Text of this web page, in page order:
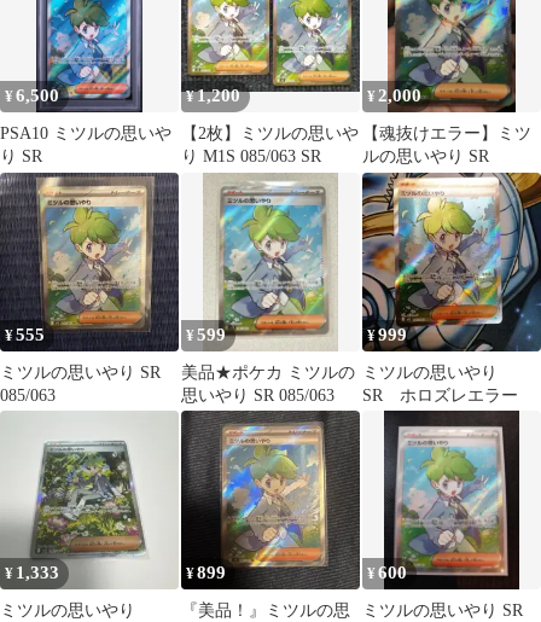
¥6,500
PSA10 ミツルの思いや
り SR
¥1,200
【2枚】ミツルの思いや
り M1S 085/063 SR
¥2,000
【魂抜けエラー】ミツ
ルの思いやり SR
¥555
ミツルの思いやり SR
085/063
¥599
美品★ポケカ ミツルの
思いやり SR 085/063
¥999
ミツルの思いやり
SR ホロズレエラー
¥ 1,333
ミツルの思いやり
¥899
『美品！』ミツルの思
¥600
ミツルの思いやり SR